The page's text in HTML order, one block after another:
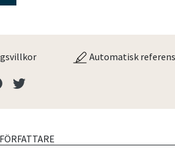
Automatisk referens